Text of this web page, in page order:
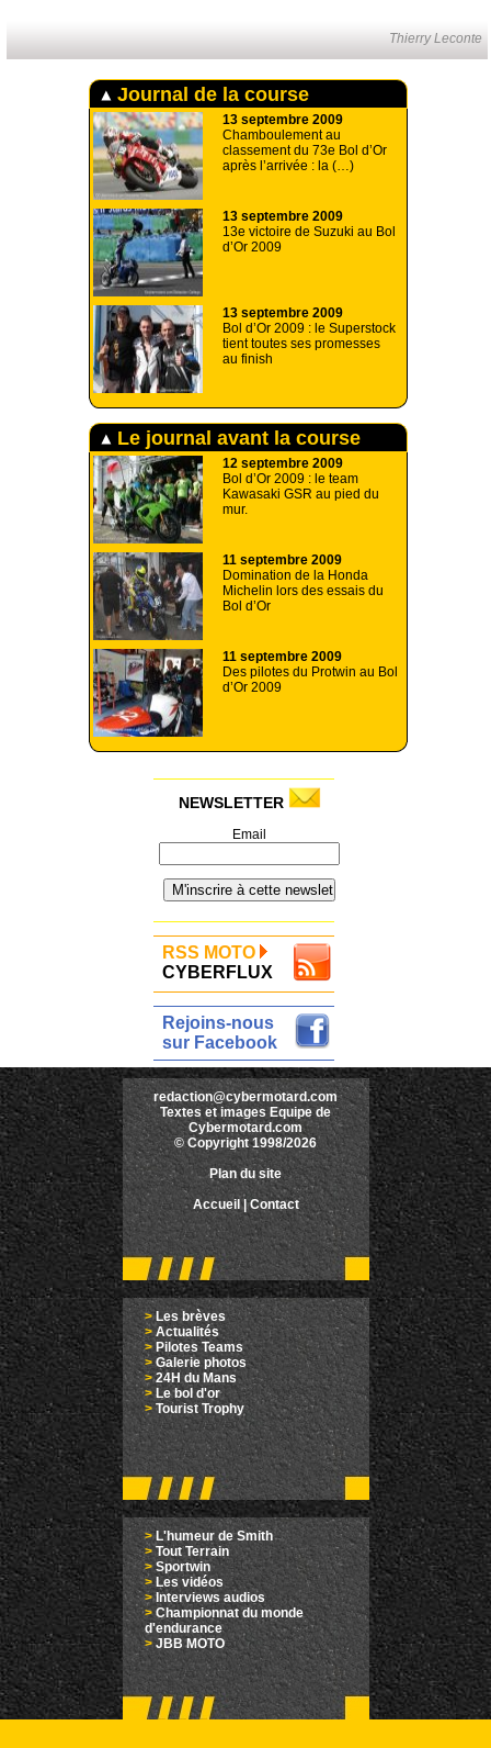
Thierry Leconte
Journal de la course
13 septembre 2009
Chamboulement au
classement du 73e Bol d’Or
après l’arrivée : la (…)
13 septembre 2009
13e victoire de Suzuki au Bol
d’Or 2009
13 septembre 2009
Bol d’Or 2009 : le Superstock
tient toutes ses promesses
au finish
Le journal avant la course
12 septembre 2009
Bol d’Or 2009 : le team
Kawasaki GSR au pied du
mur.
11 septembre 2009
Domination de la Honda
Michelin lors des essais du
Bol d’Or
11 septembre 2009
Des pilotes du Protwin au Bol
d’Or 2009
NEWSLETTER
Email
RSS MOTO
CYBERFLUX
Rejoins-nous
sur Facebook
redaction@cybermotard.com
Textes et images Equipe de
Cybermotard.com
© Copyright 1998/2026
Plan du site
Accueil|Contact
>Les brèves
>Actualités
> Pilotes Teams
>Galerie photos
>24H du Mans
>Le bol d'or
> Tourist Trophy
>L'humeur de Smith
>Tout Terrain
> Sportwin
>Les vidéos
>Interviews audios
>Championnat du monde
d'endurance
> JBB MOTO